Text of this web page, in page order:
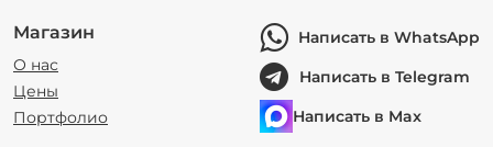
Магазин
О нас
Цены
Портфолио
Написать в WhatsApp
Написать в Telegram
Написать в Max